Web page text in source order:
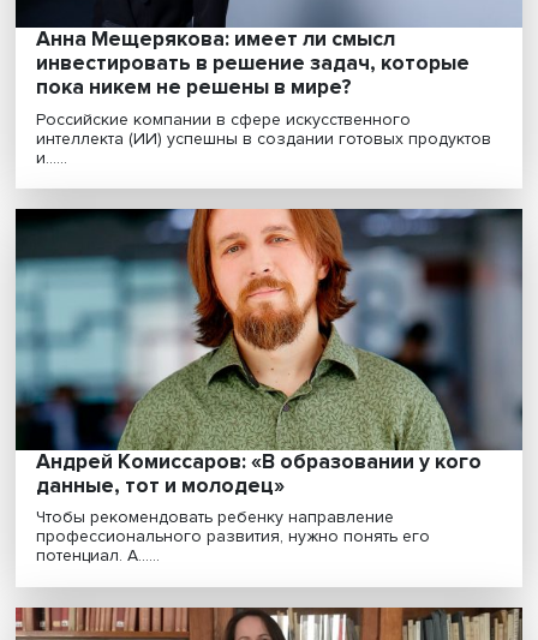
Всероссийский хакатон для молодых
айтишников: сезон — искусственный
интеллект
Молодые IТ-специалисты смогут стать участниками
хакатона проекта «Цифровой прорыв. Сезон: